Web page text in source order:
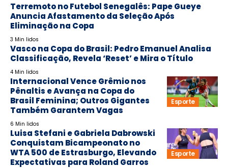
Terremoto no Futebol Senegalês: Pape Gueye
Anuncia Afastamento da Seleção Após
Eliminação na Copa
3 Min lidos
Vasco na Copa do Brasil: Pedro Emanuel Analisa
Classificação, Revela ‘Reset’ e Mira o Título
4 Min lidos
Esporte
Internacional Vence Grêmio nos
Pênaltis e Avança na Copa do
Brasil Feminina; Outros Gigantes
Também Garantem Vagas
6 Min lidos
Esporte
Luisa Stefani e Gabriela Dabrowski
Conquistam Bicampeonato no
WTA 500 de Estrasburgo, Elevando
Expectativas para Roland Garros